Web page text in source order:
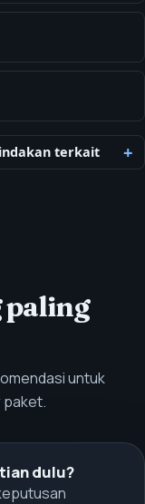
terkait
paling
untuk
paket.
dulu?